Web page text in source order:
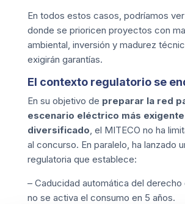
En todos estos casos, podríamos
donde se prioricen proyectos con
ambiental, inversión y madurez
exigirán garantías.
El contexto regulatorio se
En su objetivo de preparar la red
escenario eléctrico más
diversificado, el MITECO no ha
al concurso. En paralelo, ha lanzado
regulatoria que establece:
– Caducidad automática del
no se activa el consumo en 5 años.